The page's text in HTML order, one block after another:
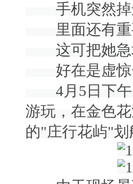
手机突然掉
里面还有重
这可把她急
好在是虚惊
4月5日下午
游玩，在金色
的"庄行花屿"划